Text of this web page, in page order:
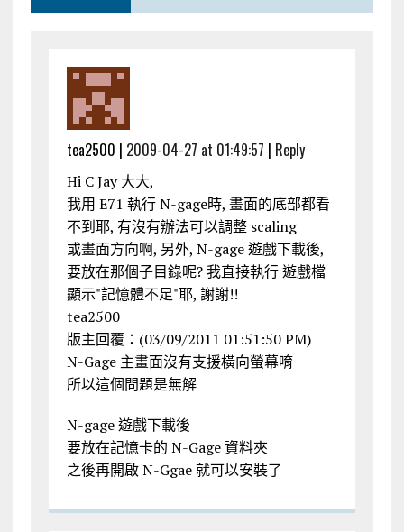
tea2500 | 2009-04-27 at 01:49:57 | Reply
Hi C Jay 大大,
我用 E71 執行 N-gage時, 畫面的底部都看
不到耶, 有沒有辦法可以調整 scaling
或畫面方向啊, 另外, N-gage 遊戲下載後,
要放在那個子目錄呢? 我直接執行 遊戲檔
顯示"記憶體不足"耶, 謝謝!!
tea2500
版主回覆：(03/09/2011 01:51:50 PM)
N-Gage 主畫面沒有支援橫向螢幕唷
所以這個問題是無解
N-gage 遊戲下載後
要放在記憶卡的 N-Gage 資料夾
之後再開啟 N-Ggae 就可以安裝了